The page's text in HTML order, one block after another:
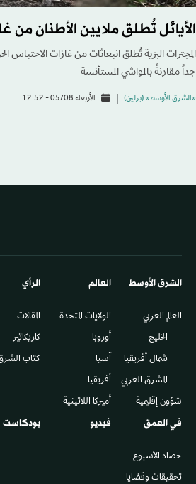
الأيائل تُطلق ملايين الأطنان من
المجترات البرّية تُطلق انبعاثات من غازات الاحتباس
جداً مقارنةً بالمواشي المستأنسة
«الشرق الأوسط» (برلين) الأربعاء 05/08 - 12:52
الشرق الأوسط​
العالم العربي
الخليج
شمال أفريقيا
المشرق العربي
شؤون إقليمية
العالم
الولايات المتحدة
أوروبا
آسيا
أفريقيا
أميركا اللاتينية
الرأي
المقالات
كاريكاتير
كتاب
في العمق
حصاد الأسبوع
تحقيقات وقضايا
فيديو بودكاست